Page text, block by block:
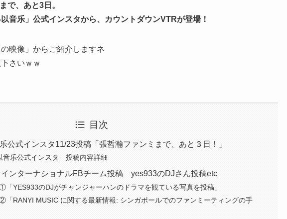
で、あと3日。
以音乐」公式インスタから、カウントダウンVTRが登場！
映像」からご紹介しますネ
さいｗｗ
目次
公式インスタ11/23投稿「張哲瀚ファンミまで、あと３日！」
音乐公式インスタ 投稿内容詳細
ンターナショナルFBチーム投稿 yes933のDJさん投稿etc
「YES933のDJがチャンジャーハンのドラマを観ている写真を投稿」
「RANYI MUSIC に関する最新情報: シンガポールでのファンミーティングの手